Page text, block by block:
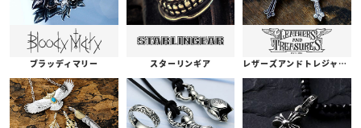
ブラッディマリー スターリンギア レザーズアンドトレジャーズ